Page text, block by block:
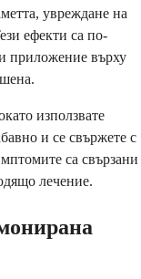
увреждане на
ефекти са по-
приложение върху
използвате
и се свържете с
са свързани
лечение.